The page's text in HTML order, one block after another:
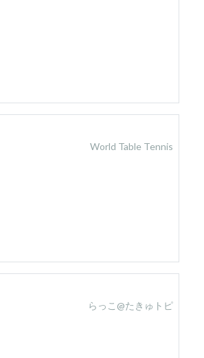
World Table Tennis
らっこ@たきゅトピ